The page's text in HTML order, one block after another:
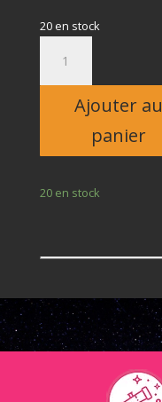
20 en stock
Adulte
Ajouter au
panier
20 en stock